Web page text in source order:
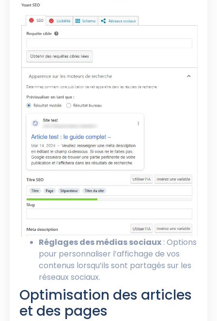
Réglages des médias sociaux : Options
pour personnaliser l’affichage de vos
contenus lorsqu’ils sont partagés sur les
réseaux sociaux.
Optimisation des articles
et des pages